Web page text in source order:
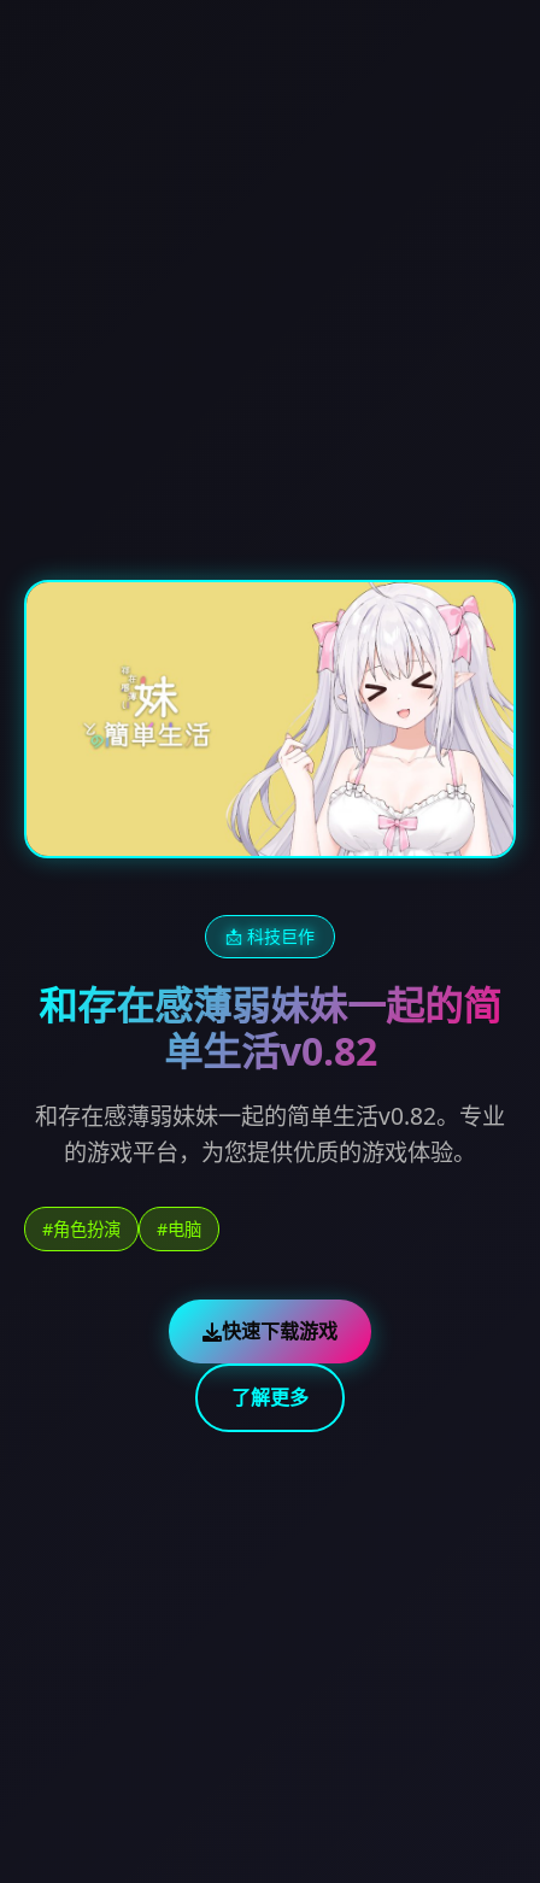
📩 科技巨作
和存在感薄弱妹妹一起的简
单生活v0.82
和存在感薄弱妹妹一起的简单生活v0.82。专业
的游戏平台，为您提供优质的游戏体验。
#角色扮演 #电脑
快速下载游戏
了解更多